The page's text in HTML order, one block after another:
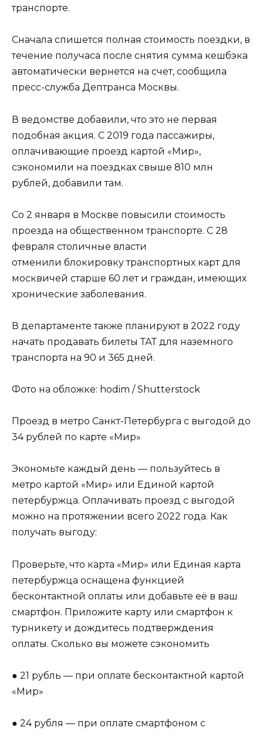
транспорте.
Сначала спишется полная стоимость поездки, в
течение получаса после снятия сумма кешбэка
автоматически вернется на счет, сообщила
пресс-служба Дептранса Москвы.
В ведомстве добавили, что это не первая
подобная акция. С 2019 года пассажиры,
оплачивающие проезд картой «Мир»,
сэкономили на поездках свыше 810 млн
рублей, добавили там.
Со 2 января в Москве повысили стоимость
проезда на общественном транспорте. C 28
февраля столичные власти
отменили блокировку транспортных карт для
москвичей старше 60 лет и граждан, имеющих
хронические заболевания.
В департаменте также планируют в 2022 году
начать продавать билеты ТАТ для наземного
транспорта на 90 и 365 дней.
Фото на обложке: hodim / Shutterstock
Проезд в метро Санкт-Петербурга с выгодой до
34 рублей по карте «Мир»
Экономьте каждый день — пользуйтесь в
метро картой «Мир» или Единой картой
петербуржца. Оплачивать проезд с выгодой
можно на протяжении всего 2022 года. Как
получать выгоду:
Проверьте, что карта «Мир» или Единая карта
петербуржца оснащена функцией
бесконтактной оплаты или добавьте её в ваш
смартфон. Приложите карту или смартфон к
турникету и дождитесь подтверждения
оплаты. Сколько вы можете сэкономить
● 21 рубль — при оплате бесконтактной картой
«Мир»
● 24 рубля — при оплате смартфоном с